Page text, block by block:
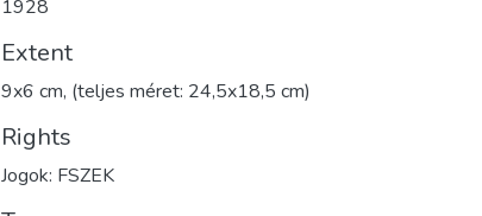
1928
Extent
9x6 cm, (teljes méret: 24,5x18,5 cm)
Rights
Jogok: FSZEK